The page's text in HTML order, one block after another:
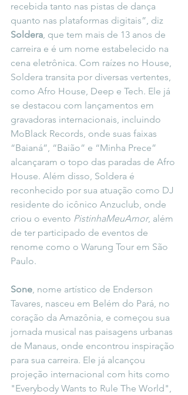
recebida tanto nas pistas de dança
quanto nas plataformas digitais”, diz
Soldera, que tem mais de 13 anos de
carreira e é um nome estabelecido na
cena eletrônica. Com raízes no House,
Soldera transita por diversas vertentes,
como Afro House, Deep e Tech. Ele já
se destacou com lançamentos em
gravadoras internacionais, incluindo
MoBlack Records, onde suas faixas
“Baianá”, “Baião” e “Minha Prece”
alcançaram o topo das paradas de Afro
House. Além disso, Soldera é
reconhecido por sua atuação como DJ
residente do icônico Anzuclub, onde
criou o evento PistinhaMeuAmor, além
de ter participado de eventos de
renome como o Warung Tour em São
Paulo.
Sone, nome artístico de Enderson
Tavares, nasceu em Belém do Pará, no
coração da Amazônia, e começou sua
jornada musical nas paisagens urbanas
de Manaus, onde encontrou inspiração
para sua carreira. Ele já alcançou
projeção internacional com hits como
"Everybody Wants to Rule The World",